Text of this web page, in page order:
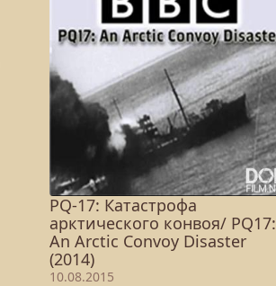
PQ-17: Катастрофа
арктического конвоя/ PQ17:
An Arctic Convoy Disaster
(2014)
10.08.2015